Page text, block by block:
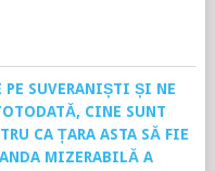
PE SUVERANIȘTI ȘI NE
CINE SUNT
CA ȚARA ASTA SĂ FIE
MIZERABILĂ A